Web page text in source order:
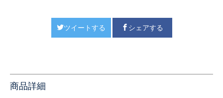
ツイートする シェアする
商品詳細